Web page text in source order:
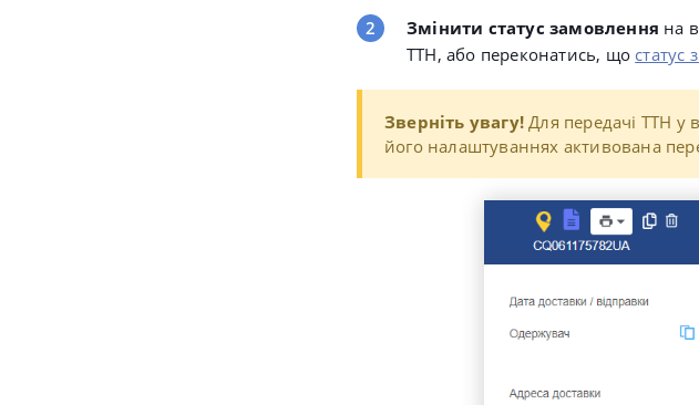
Змінити статус замовлення на
ТТН, або переконатись, що статус
Зверніть увагу!Для передачі ТТН у
його налаштуваннях активована